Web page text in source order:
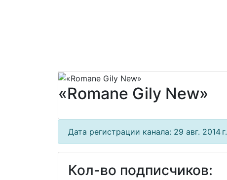
«Romane Gily New»
Дата регистрации канала: 29 авг. 2014 г.
Кол-во подписчиков: